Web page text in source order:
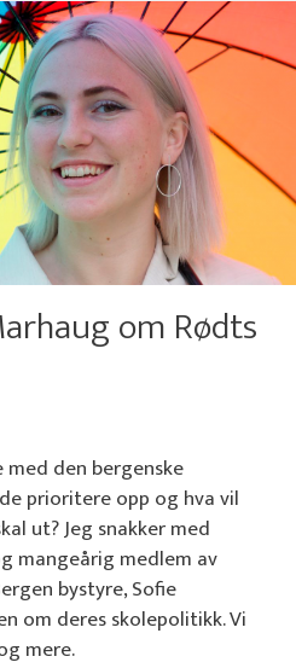
om Rødts
den bergenske
prioritere opp og hva vil
ut? Jeg snakker med
mangeårig medlem av
bystyre, Sofie
om deres skolepolitikk. Vi
mere.